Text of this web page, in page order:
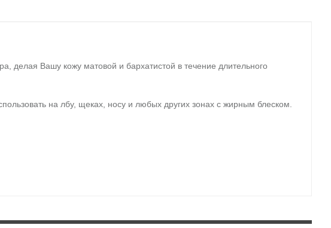
делая Вашу кожу матовой и бархатистой в течение длительного
на лбу, щеках, носу и любых других зонах с жирным блеском.